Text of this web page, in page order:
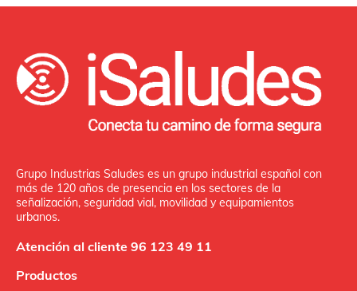
Grupo Industrias Saludes es un grupo industrial español con
más de 120 años de presencia en los sectores de la
señalización, seguridad vial, movilidad y equipamientos
urbanos.
Atención al cliente 96 123 49 11
Productos